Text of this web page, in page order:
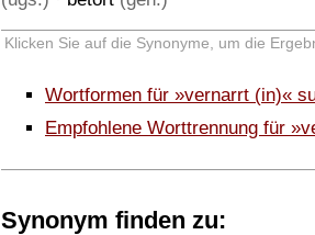
Klicken Sie auf die Synonyme, um die
Wortformen für »vernarrt (in)«
Empfohlene Worttrennung für
Synonym finden zu: